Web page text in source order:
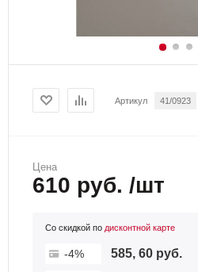
Артикул 41/0923
Цена
610 руб. /шт
Со скидкой по дисконтной карте
-4% 585, 60 руб.